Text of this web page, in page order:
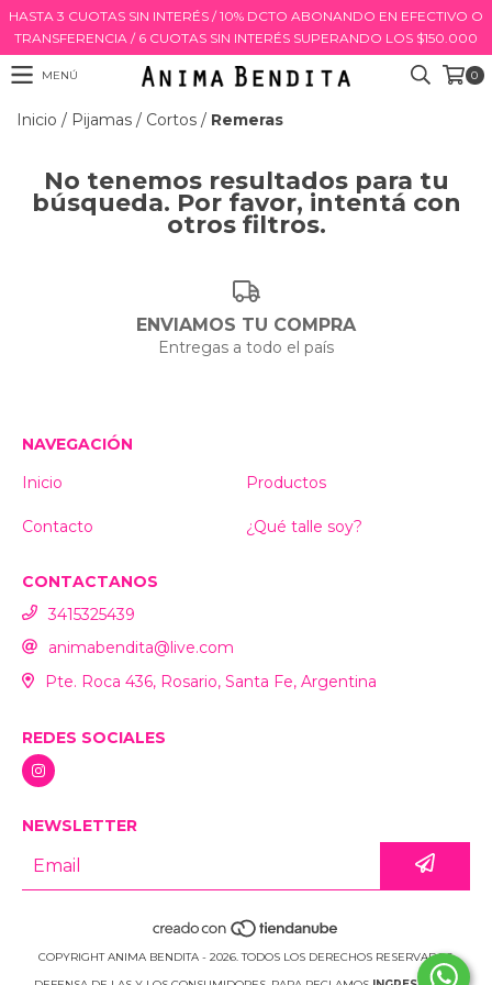
HASTA 3 CUOTAS SIN INTERÉS / 10% DCTO ABONANDO EN EFECTIVO O
TRANSFERENCIA / 6 CUOTAS SIN INTERÉS SUPERANDO LOS $150.000
MENÚ 0
Inicio / Pijamas / Cortos / Remeras
No tenemos resultados para tu
búsqueda. Por favor, intentá con
otros filtros.
ENVIAMOS TU COMPRA
Entregas a todo el país
NAVEGACIÓN
Inicio
Productos
Contacto ¿Qué talle soy?
CONTACTANOS
3415325439
animabendita@live.com
Pte. Roca 436, Rosario, Santa Fe, Argentina
REDES SOCIALES
NEWSLETTER
COPYRIGHT ANIMA BENDITA - 2026. TODOS LOS DERECHOS RESERVADOS.